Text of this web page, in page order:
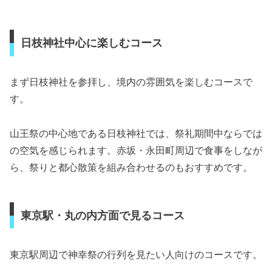
日枝神社中心に楽しむコース
まず日枝神社を参拝し、境内の雰囲気を楽しむコースで
す。
山王祭の中心地である日枝神社では、祭礼期間中ならでは
の空気を感じられます。赤坂・永田町周辺で食事をしなが
ら、祭りと都心散策を組み合わせるのもおすすめです。
東京駅・丸の内方面で見るコース
東京駅周辺で神幸祭の行列を見たい人向けのコースです。